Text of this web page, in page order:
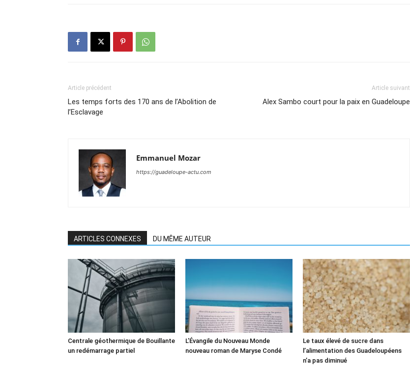
Article précédent
Les temps forts des 170 ans de l’Abolition de
l’Esclavage
Article suivant
Alex Sambo court pour la paix en Guadeloupe
Emmanuel Mozar
https://guadeloupe-actu.com
ARTICLES CONNEXES DU MÊME AUTEUR
Centrale géothermique de Bouillante
un redémarrage partiel
L’Évangile du Nouveau Monde
nouveau roman de Maryse Condé
Le taux élevé de sucre dans
l’alimentation des Guadeloupéens
n’a pas diminué